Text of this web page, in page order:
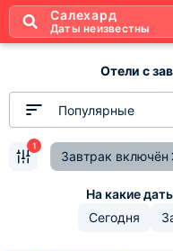
Салехард
Даты неизвестны
Отели с
Популярные
Завтрак включён
1
Сегодня